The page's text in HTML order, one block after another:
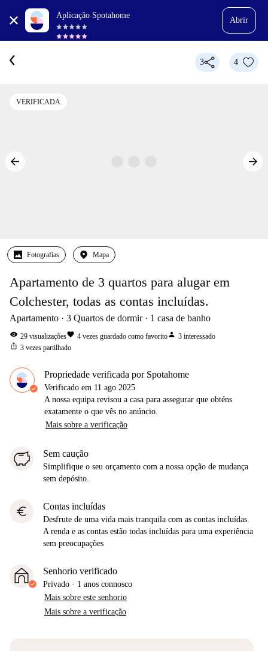
Aplicação Spotahome
Abrir
3 4
VERIFICADA
Fotografias Mapa
Apartamento de 3 quartos para alugar em
Colchester, todas as contas incluídas.
Apartamento 3 Quartos de dormir 1 casa de banho
visibility 29 visualizaçõesfavorite 4 vezes guardado como favoritoperson 3 interessado
ios_share 3 vezes partilhado
Propriedade verificada por Spotahome
Verificado em 11 ago 2025
A nossa equipa revisou a casa para assegurar que obténs
exatamente o que vês no anúncio.
Mais sobre a verificação
Sem caução
Simplifique o seu orçamento com a nossa opção de mudança
sem depósito.
euro Contas incluídas
Desfrute de uma vida mais tranquila com as contas incluídas.
A renda e as contas estão todas incluídas para uma experiência
sem preocupações
Senhorio verificado
Privado · 1 anos connosco
Mais sobre este senhorio
Mais sobre a verificação